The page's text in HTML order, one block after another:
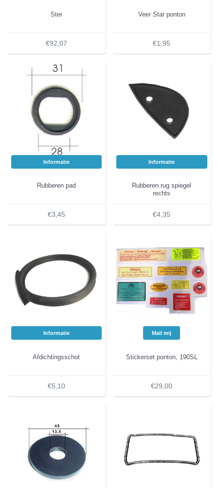
Ster
€92,07
Veer Star ponton
€1,95
Informatie
Rubberen pad
€3,45
Informatie
Rubberen rug spiegel
rechts
€4,35
Informatie
Afdichtingsschot
€5,10
Mail mij
Stickerset ponton, 190SL
€29,00